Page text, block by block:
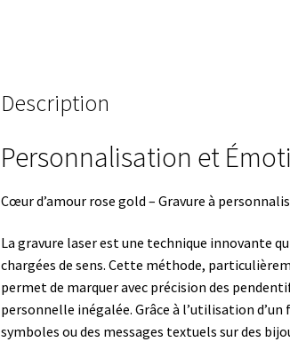
personnaliser
Description
Personnalisation et
Cœur d’amour rose gold – Gravure à
La gravure laser est une technique innovante
chargées de sens. Cette méthode,
permet de marquer avec précision des
personnelle inégalée. Grâce à l’utilisation
symboles ou des messages textuels sur des